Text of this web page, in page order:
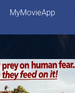
MyMovieApp